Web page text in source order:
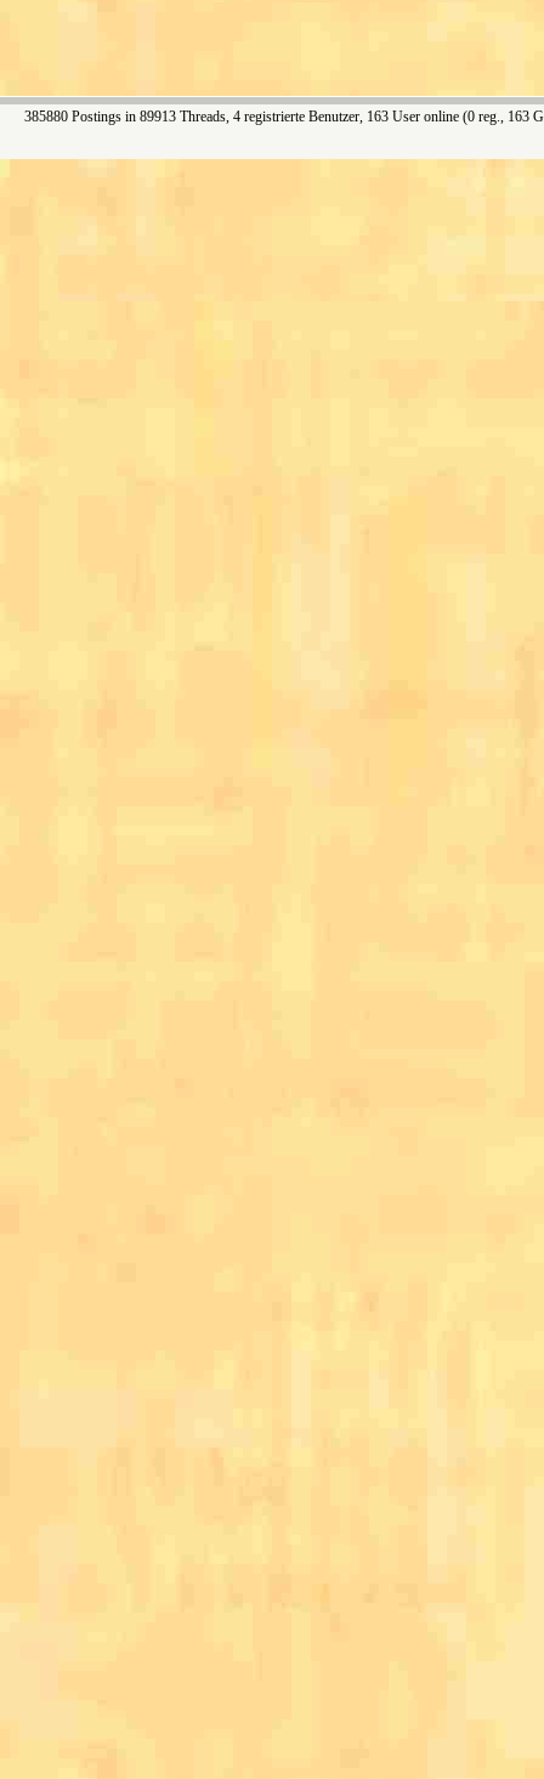
385880 Postings in 89913 Threads, 4 registrierte Benutzer, 163 User online (0 reg., 163